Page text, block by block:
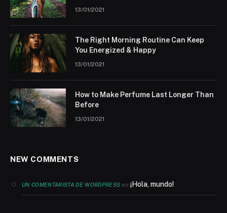
13/01/2021
The Right Morning Routine Can Keep
You Energized & Happy
13/01/2021
How to Make Perfume Last Longer Than
Before
13/01/2021
NEW COMMENTS
UN COMENTARISTA DE WORDPRESS en¡Hola, mundo!